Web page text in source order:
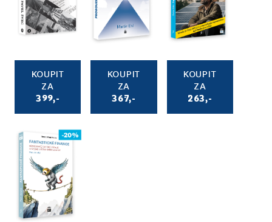
KOUPIT
ZA
399,-
KOUPIT
ZA
367,-
KOUPIT
ZA
263,-